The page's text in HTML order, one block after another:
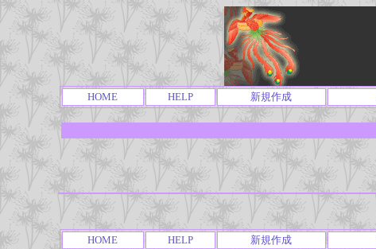
HOME HELP 新規作成
HOME HELP 新規作成